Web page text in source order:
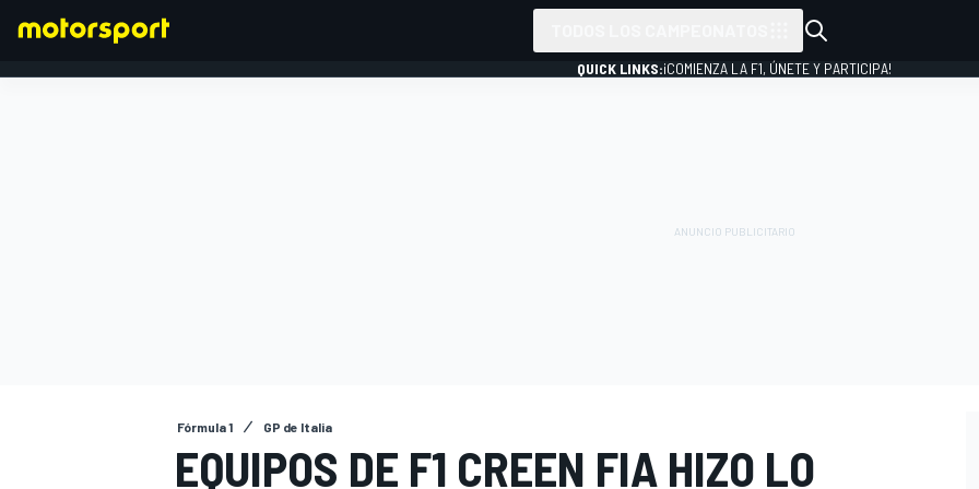
QUICK LINKS:¡COMIENZA LA F1, ÚNETE Y PARTICIPA!
Fórmula 1 GP de Italia
EQUIPOS DE F1 CREEN FIA HIZO LO